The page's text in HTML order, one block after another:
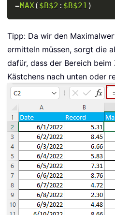
=MAX ( $B$2 : $B$21 )
Tipp: Da wir den
ermitteln müssen, sorgt die
dafür, dass der Bereich
Kästchens nach unten oder